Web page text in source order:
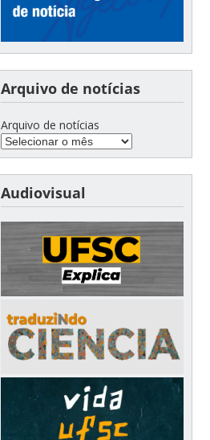
Arquivo de notícias
Arquivo de notícias
Audiovisual